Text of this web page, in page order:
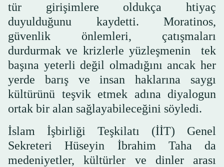
tür girişimlere oldukça htiyaç
duyulduğunu kaydetti. Moratinos,
güvenlik önlemleri, çatışmaları
durdurmak ve krizlerle yüzleşmenin tek
başına yeterli değil olmadığını ancak her
yerde barış ve insan haklarına saygı
kültürünü teşvik etmek adına diyalogun
ortak bir alan sağlayabileceğini söyledi.
İslam İşbirliği Teşkilatı (İİT) Genel
Sekreteri Hüseyin İbrahim Taha da
medeniyetler, kültürler ve dinler arası